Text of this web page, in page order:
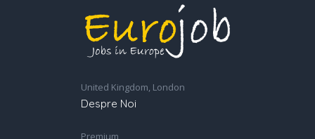
United Kingdom, London
Despre Noi
Premium